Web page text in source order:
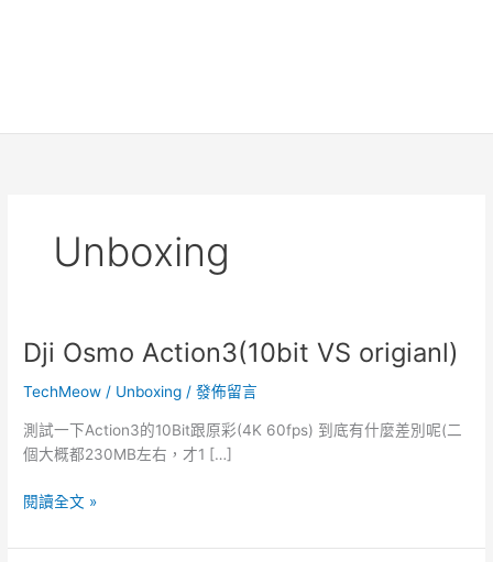
Unboxing
Dji Osmo Action3(10bit VS origianl)
TechMeow/ Unboxing /發佈留言
測試一下Action3的10Bit跟原彩(4K 60fps) 到底有什麼差別呢(二
個大概都230MB左右，才1 […]
Dji
Action3(10bit
閱讀全文 »